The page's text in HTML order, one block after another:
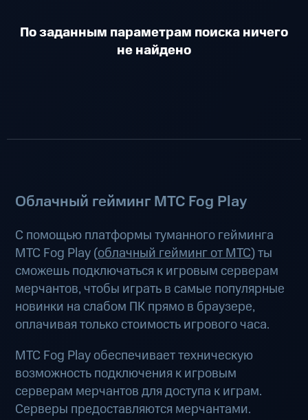
По заданным параметрам поиска ничего
не найдено
Облачный гейминг МТС Fog Play
С помощью платформы туманного гейминга
МТС Fog Play (облачный гейминг от МТС) ты
сможешь подключаться к игровым серверам
мерчантов, чтобы играть в самые популярные
новинки на слабом ПК прямо в браузере,
оплачивая только стоимость игрового часа.
МТС Fog Play обеспечивает техническую
возможность подключения к игровым
серверам мерчантов для доступа к играм.
Серверы предоставляются мерчантами.